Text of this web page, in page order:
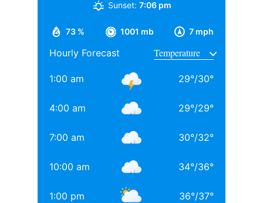
फिल्ममेकर रवि चोपड़ा के चचेरे भाई हैं. उन्होंने अपनी शुरुआती
पढ़ाई बॉम्बे स्कॉटिश स्कूल से की, इसके बाद सिडेनहैम कॉलेज
ऑफ कॉमर्स एंड इकोनॉमिक्स से ग्रेजुएशन पूरा किया, जहां उनके
साथ अनिल थडानी, करण जौहर और अभिषेक कपूर भी पढ़ाई कर
Daughters of Bollywood Actresses: मां से भी ज्यादा
खूबसूरत? इन 3 बॉलीवुड एक्ट्रेसेस की बेटियों ने लूटी महफिल
बॉलीवुड की 3 सबसे बड़ी हीरोइन्स जिनकी नानी-परनानी कोठे पर
नाचती थीं, नाम जानकर होगी हैरानी
Aditya chopra
73 % 1001 mb 7 mph
Sunset: 7:06 pm
Hourly Forecast
1:00 am 29°/30°
4:00 am 29°/29°
7:00 am 30°/32°
10:00 am 34°/36°
1:00 pm 36°/37°